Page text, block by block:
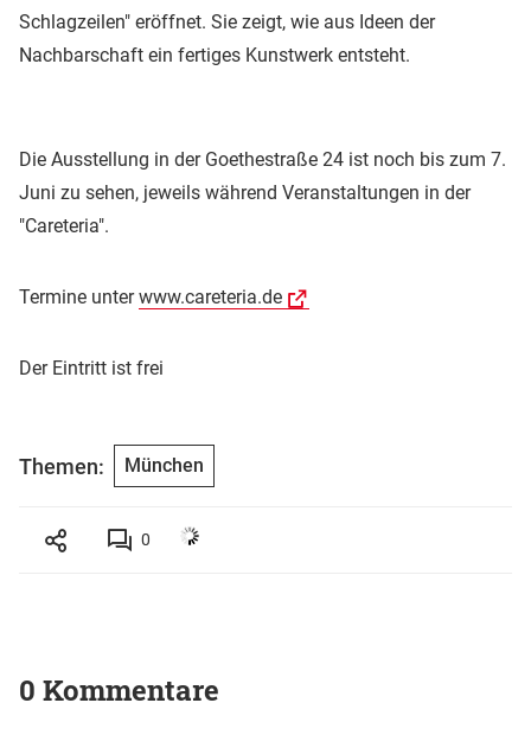
Schlagzeilen" eröffnet. Sie zeigt, wie aus Ideen der
Nachbarschaft ein fertiges Kunstwerk entsteht.
Die Ausstellung in der Goethestraße 24 ist noch bis zum 7.
Juni zu sehen, jeweils während Veranstaltungen in der
"Careteria".
Termine unterwww.careteria.de
Der Eintritt ist frei
Themen: München
0
0 Kommentare